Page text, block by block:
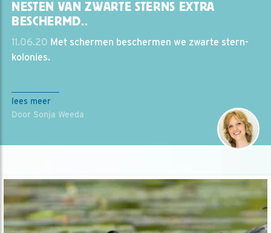
NESTEN VAN ZWARTE STERNS EXTRA
BESCHERMD..
11.06.20 Met schermen beschermen we zwarte stern-
kolonies.
lees meer
Door Sonja Weeda